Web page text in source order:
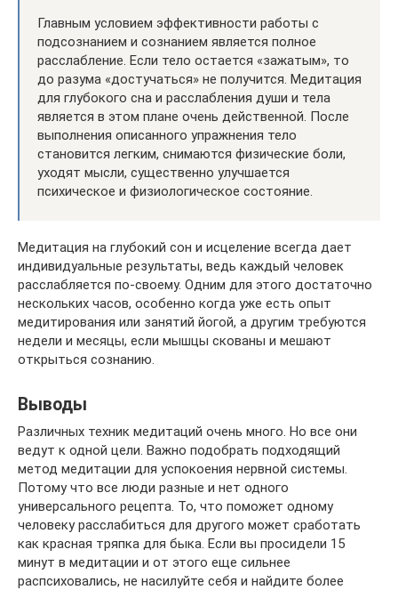
Главным условием эффективности работы с
подсознанием и сознанием является полное
расслабление. Если тело остается «зажатым», то
до разума «достучаться» не получится. Медитация
для глубокого сна и расслабления души и тела
является в этом плане очень действенной. После
выполнения описанного упражнения тело
становится легким, снимаются физические боли,
уходят мысли, существенно улучшается
психическое и физиологическое состояние.
Медитация на глубокий сон и исцеление всегда дает
индивидуальные результаты, ведь каждый человек
расслабляется по-своему. Одним для этого достаточно
нескольких часов, особенно когда уже есть опыт
медитирования или занятий йогой, а другим требуются
недели и месяцы, если мышцы скованы и мешают
открыться сознанию.
Выводы
Различных техник медитаций очень много. Но все они
ведут к одной цели. Важно подобрать подходящий
метод медитации для успокоения нервной системы.
Потому что все люди разные и нет одного
универсального рецепта. То, что поможет одному
человеку расслабиться для другого может сработать
как красная тряпка для быка. Если вы просидели 15
минут в медитации и от этого еще сильнее
распсиховались, не насилуйте себя и найдите более